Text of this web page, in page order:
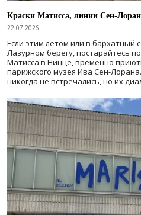
Краски Матисса, линии Сен-
22.07.2026
Если этим летом или в бархатный
Лазурном берегу, постарайтесь
Матисса в Ницце, временно
парижского музея Ива Сен-
никогда не встречались, но их